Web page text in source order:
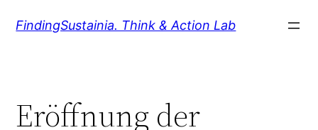
InhaltFindingSustainia. Think & Action Lab
Eröffnung der